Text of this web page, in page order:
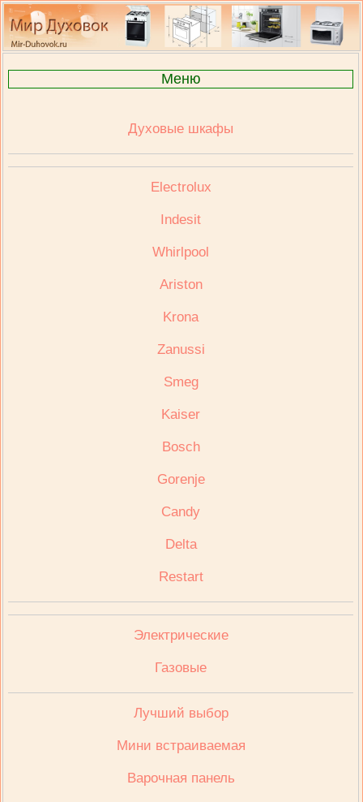
Меню
Духовые шкафы
Electrolux
Indesit
Whirlpool
Ariston
Krona
Zanussi
Smeg
Kaiser
Bosch
Gorenje
Candy
Delta
Restart
Электрические
Газовые
Лучший выбор
Мини встраиваемая
Варочная панель